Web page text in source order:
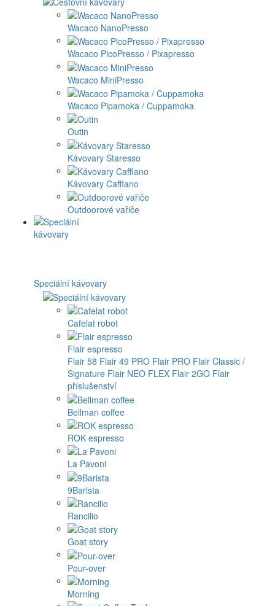
Wacaco NanoPresso
Wacaco PicoPresso / Pixapresso
Wacaco MiniPresso
Wacaco Pipamoka / Cuppamoka
Outin
Kávovary Staresso
Kávovary Cafflano
Outdoorové vařiče
Speciální kávovary
Cafelat robot
Flair espresso
Flair 58 Flair 49 PRO Flair PRO Flair Classic /
Signature Flair NEO FLEX Flair 2GO Flair
příslušenství
Bellman coffee
ROK espresso
La Pavoni
9Barista
Rancilio
Goat story
Pour-over
Morning